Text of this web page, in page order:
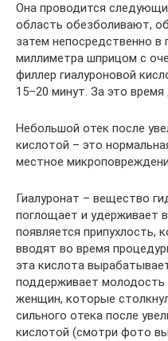
Она проводится
область обезболивают,
затем непосредственно в
миллиметра шприцом с
филлер гиалуроновой
15–20 минут. За это
Небольшой отек после
кислотой – это
местное
Гиалуронат – вещество
поглощает и удерживает
появляется припухлость,
вводят во время
эта кислота
поддерживает молодость
женщин, которые
сильного отека после
кислотой (смотри фото